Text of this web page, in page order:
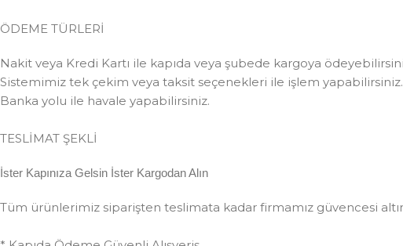
ÖDEME TÜRLERİ
Nakit veya Kredi Kartı ile kapıda veya şubede kargoya
Sistemimiz tek çekim veya taksit seçenekleri ile işlem yapabilirsiniz.
Banka yolu ile havale yapabilirsiniz.
TESLİMAT ŞEKLİ
İster Kapınıza Gelsin İster Kargodan Alın
Tüm ürünlerimiz siparişten teslimata kadar firmamız güvencesi